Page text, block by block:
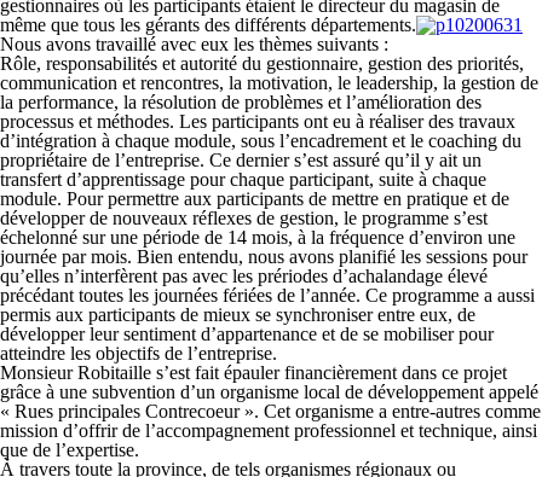
gestionnaires où les participants étaient le directeur du magasin de
même que tous les gérants des différents départements.
Nous avons travaillé avec eux les thèmes suivants :
Rôle, responsabilités et autorité du gestionnaire, gestion des priorités,
communication et rencontres, la motivation, le leadership, la gestion de
la performance, la résolution de problèmes et l’amélioration des
processus et méthodes. Les participants ont eu à réaliser des travaux
d’intégration à chaque module, sous l’encadrement et le coaching du
propriétaire de l’entreprise. Ce dernier s’est assuré qu’il y ait un
transfert d’apprentissage pour chaque participant, suite à chaque
module. Pour permettre aux participants de mettre en pratique et de
développer de nouveaux réflexes de gestion, le programme s’est
échelonné sur une période de 14 mois, à la fréquence d’environ une
journée par mois. Bien entendu, nous avons planifié les sessions pour
qu’elles n’interfèrent pas avec les prériodes d’achalandage élevé
précédant toutes les journées fériées de l’année. Ce programme a aussi
permis aux participants de mieux se synchroniser entre eux, de
développer leur sentiment d’appartenance et de se mobiliser pour
atteindre les objectifs de l’entreprise.
Monsieur Robitaille s’est fait épauler financièrement dans ce projet
grâce à une subvention d’un organisme local de développement appelé
« Rues principales Contrecoeur ». Cet organisme a entre-autres comme
mission d’offrir de l’accompagnement professionnel et technique, ainsi
que de l’expertise.
À travers toute la province, de tels organismes régionaux ou